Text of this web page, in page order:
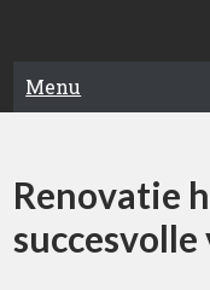
Menu
Renovatie